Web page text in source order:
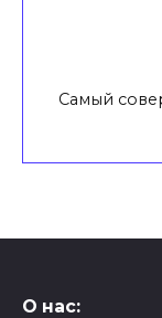
Самый
О нас: